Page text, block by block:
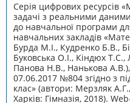
Серія цифрових ресурсів
задачі з реальними
до навчальної програми
навчальних закладів
Бурда М.І., Кудренко Б.В.,
Буковська О.І., Кіндюх
Панова Н.В., Нанькова
07.06.2017 №804 згідно з
клас» (автори: Мерзляк
Харків: Гімназія, 2018).